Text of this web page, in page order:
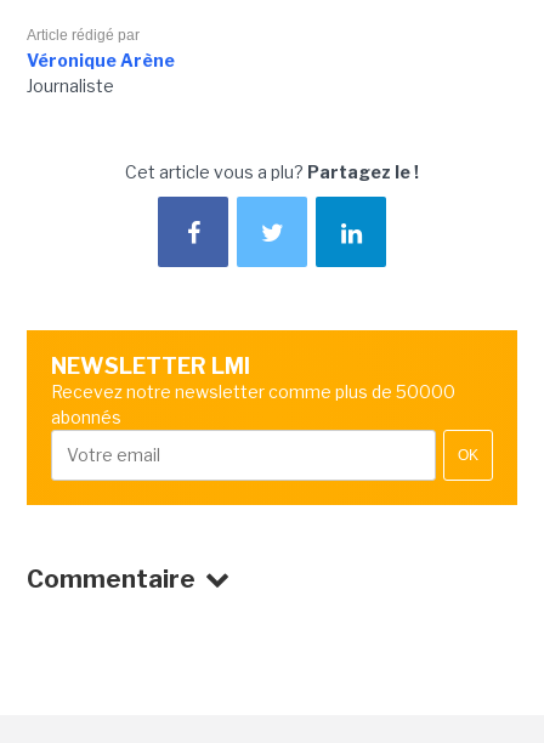
Article rédigé par
Véronique Arène
Journaliste
Cet article vous a plu? Partagez le !
NEWSLETTER LMI
Recevez notre newsletter comme plus de 50000
abonnés
OK
Commentaire